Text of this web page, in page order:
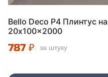
Bello Deco P4 Плинтус
20x100x2000
787 ₽ за штуку